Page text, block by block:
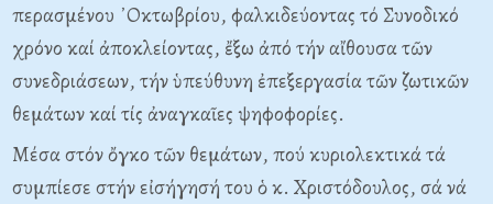
περασμένου ᾿Οκτωβρίου, φαλκιδεύοντας τό Συνοδικό
χρόνο καί ἀποκλείοντας, ἔξω ἀπό τήν αἴθουσα τῶν
συνεδριάσεων, τήν ὑπεύθυνη ἐπεξεργασία τῶν ζωτικῶν
θεμάτων καί τίς ἀναγκαῖες ψηφοφορίες.
Μέσα στόν ὄγκο τῶν θεμάτων, πού κυριολεκτικά τά
συμπίεσε στήν εἰσήγησή του ὁ κ. Χριστόδουλος, σά νά